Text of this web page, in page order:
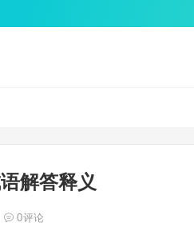
解答释义
0评论